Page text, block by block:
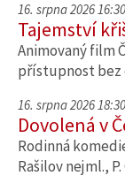
16. srpna 2026 16:30
Tajemství
Animovaný film
přístupnost
16. srpna 2026 18:30
Dovolená v
Rodinná
Rašilov nejml.,